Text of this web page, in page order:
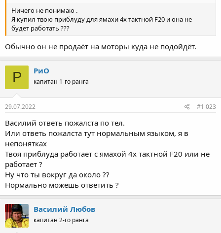
Ничего не понимаю .
Я купил твою приблуду для ямахи 4х тактной F20 и она не
будет работать ???
Обычно он не продаёт на моторы куда не подойдёт.
Р РиО
капитан 1-го ранга
29.07.2022 #1 023
Василий ответь пожалста по тел.
Или ответь пожалста тут нормальным языком, я в
непонятках
Твоя приблуда работает с ямахой 4х тактной F20 или не
работает ?
Ну что ты вокруг да около ??
Нормально можешь ответить ?
Василий Любов
капитан 2-го ранга